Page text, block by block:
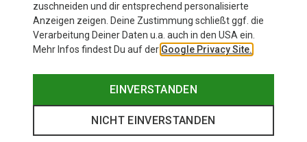
zuschneiden und dir entsprechend personalisierte
Anzeigen zeigen. Deine Zustimmung schließt ggf. die
Verarbeitung Deiner Daten u.a. auch in den USA ein.
Mehr Infos findest Du auf der Google Privacy Site.
EINVERSTANDEN
NICHT EINVERSTANDEN